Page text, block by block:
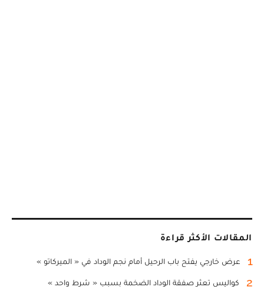
المقالات الأكثر قراءة
1 عرض خارجي يفتح باب الرحيل أمام نجم الوداد في « الميركاتو »
2 كواليس تعثر صفقة الوداد الضخمة بسبب « شرط واحد »